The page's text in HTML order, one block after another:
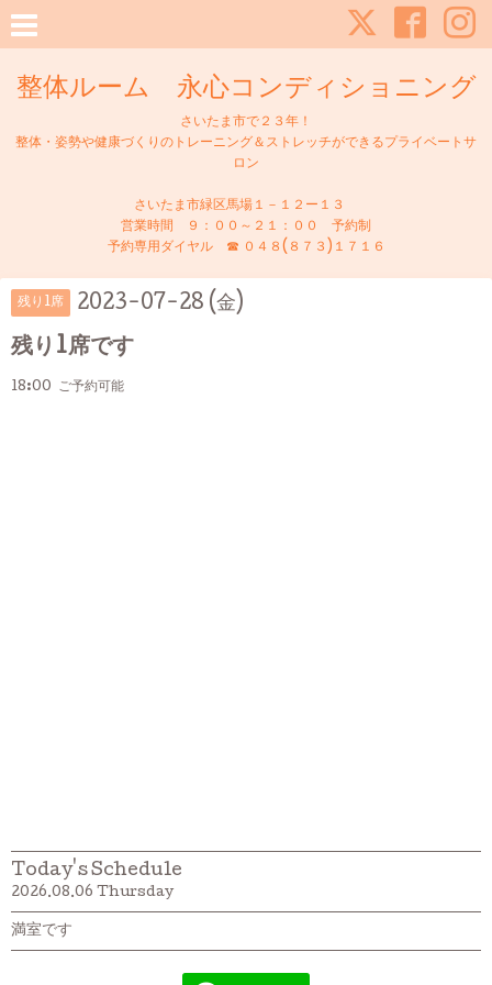
整体ルーム 永心コンディショニング
さいたま市で２３年！
整体・姿勢や健康づくりのトレーニング＆ストレッチができるプライベートサ
ロン
さいたま市緑区馬場１－１２ー１３
営業時間 ９：００～２１：００ 予約制
予約専用ダイヤル ☎ ０４８(８７３)１７１６
残り1席 2023-07-28 (金)
残り1席です
18:00 ご予約可能
Today's Schedule
2026.08.06 Thursday
満室です